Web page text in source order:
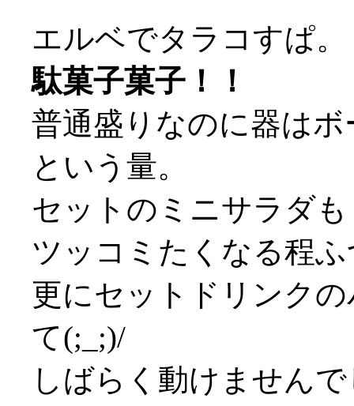
エルベでタラコすぱ。
駄菓子菓子！！
普通盛りなのに器は
という量。
セットのミニサラダ
ツッコミたくなる程
更にセットドリンク
て(;_;)/
しばらく動けません